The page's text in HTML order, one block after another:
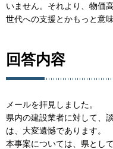
いません。それより、物価
世代への支援とかもっと意
回答内容
メールを拝見しました。
県内の建設業者に対して、
は、大変遺憾であります。
本事案については、県とし